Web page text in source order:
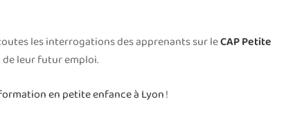
les interrogations des apprenants sur leCAP Petite
leur futur emploi.
en petite enfance à Lyon!